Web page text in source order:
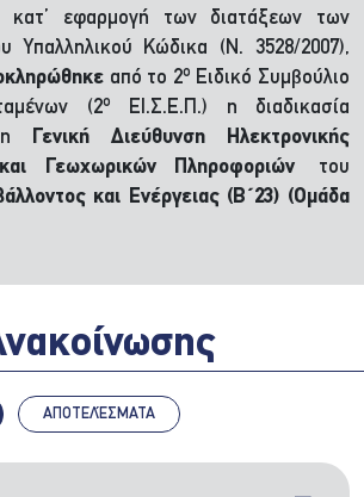
κατ’ εφαρμογή των διατάξεων των
Υπαλληλικού Κώδικα (Ν. 3528/2007),
από το 2ο Ειδικό Συμβούλιο
(2ο
ΕΙ.Σ.Ε.Π.) η διαδικασία
Γενική Διεύθυνση Ηλεκτρονικής
Γεωχωρικών Πληροφοριών του
και Ενέργειας (Β΄23) (Ομάδα
ΑΠΟΤΕΛΈΣΜΑΤΑ